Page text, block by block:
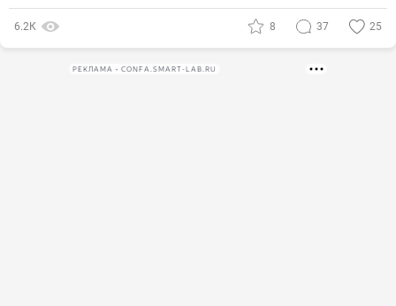
6.2К 8 37 25
РЕКЛАМА • CONFA.SMART-LAB.RU